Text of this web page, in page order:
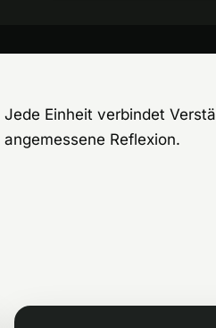
Jede Einheit verbindet
angemessene Reflexion.